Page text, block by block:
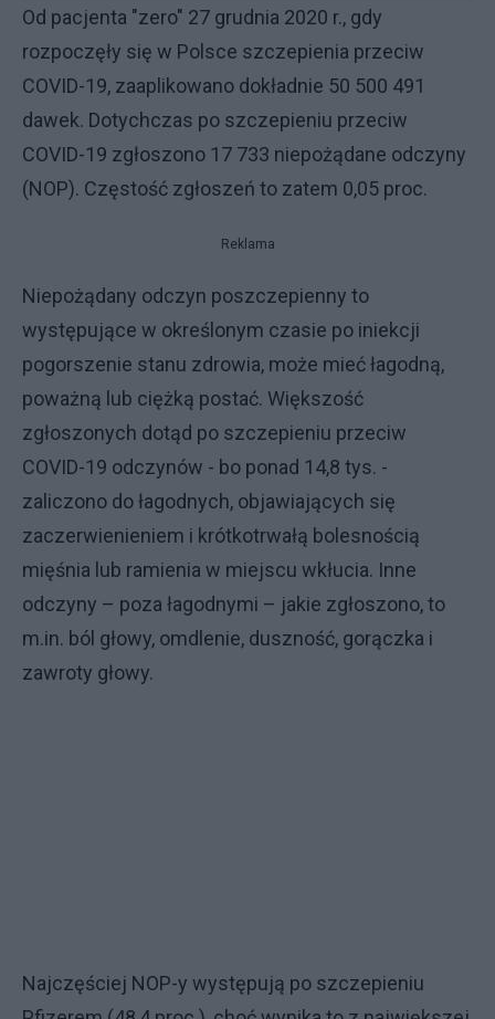
Od pacjenta "zero" 27 grudnia 2020 r., gdy
rozpoczęły się w Polsce szczepienia przeciw
COVID-19, zaaplikowano dokładnie 50 500 491
dawek. Dotychczas po szczepieniu przeciw
COVID-19 zgłoszono 17 733 niepożądane odczyny
(NOP). Częstość zgłoszeń to zatem 0,05 proc.
Reklama
Niepożądany odczyn poszczepienny to
występujące w określonym czasie po iniekcji
pogorszenie stanu zdrowia, może mieć łagodną,
poważną lub ciężką postać. Większość
zgłoszonych dotąd po szczepieniu przeciw
COVID-19 odczynów - bo ponad 14,8 tys. -
zaliczono do łagodnych, objawiających się
zaczerwienieniem i krótkotrwałą bolesnością
mięśnia lub ramienia w miejscu wkłucia. Inne
odczyny – poza łagodnymi – jakie zgłoszono, to
m.in. ból głowy, omdlenie, duszność, gorączka i
zawroty głowy.
Najczęściej NOP-y występują po szczepieniu